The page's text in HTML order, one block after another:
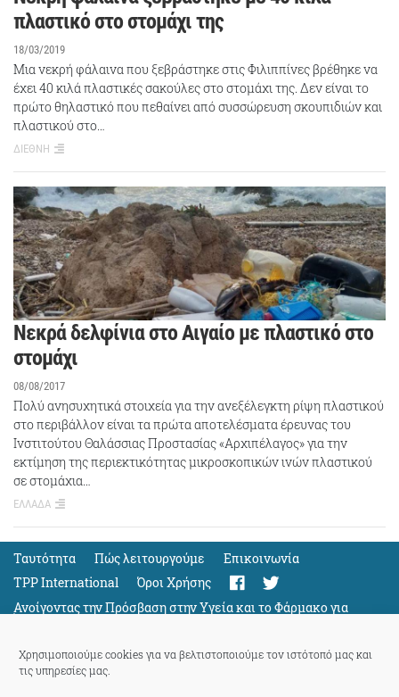
Χρησιμοποιούμε cookies για να βελτιστοποιούμε τον ιστότοπό μας και
τις υπηρεσίες μας.
πλαστικό στο στομάχι της
18/03/2019
Μια νεκρή φάλαινα που ξεβράστηκε στις Φιλιππίνες βρέθηκε να
έχει 40 κιλά πλαστικές σακούλες στο στομάχι της. Δεν είναι το
πρώτο θηλαστικό που πεθαίνει από συσσώρευση σκουπιδιών και
πλαστικού στο…
ΔΙΕΘΝΗ
Νεκρά δελφίνια στο Αιγαίο με πλαστικό στο
στομάχι
08/08/2017
Πολύ ανησυχητικά στοιχεία για την ανεξέλεγκτη ρίψη πλαστικού
στο περιβάλλον είναι τα πρώτα αποτελέσματα έρευνας του
Ινστιτούτου Θαλάσσιας Προστασίας «Αρχιπέλαγος» για την
εκτίμηση της περιεκτικότητας μικροσκοπικών ινών πλαστικού
σε στομάχια…
ΕΛΛΑΔΑ
Ταυτότητα Πώς λειτουργούμε
Eπικοινωνία
TPP International
Όροι Χρήσης
Ανοίγοντας την Πρόσβαση στην Υγεία και το Φάρμακο για
Όλους
Support